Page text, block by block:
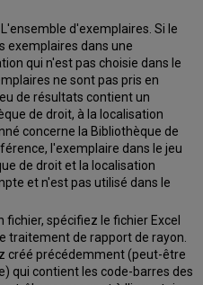
d'exemplaires. Si le
exemplaires dans une
qui n'est pas choisie dans le
ne sont pas pris en
de résultats contient un
de droit, à la localisation
concerne la Bibliothèque de
l'exemplaire dans le jeu
de droit et la localisation
et n'est pas utilisé dans le
fichier, spécifiez le fichier Excel
traitement de rapport de rayon.
créé précédemment (peut-être
qui contient les code-barres des